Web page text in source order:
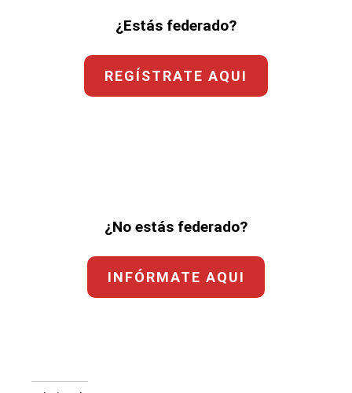
¿Estás federado?
REGÍSTRATE AQUI
¿No estás federado?
INFÓRMATE AQUI